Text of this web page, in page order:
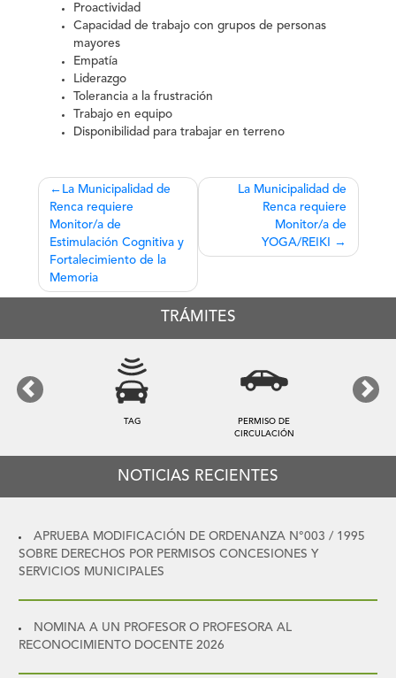
Proactividad
Capacidad de trabajo con grupos de personas
mayores
Empatía
Liderazgo
Tolerancia a la frustración
Trabajo en equipo
Disponibilidad para trabajar en terreno
Navegación
de
entradas
La Municipalidad de
Renca requiere
Monitor/a de
Estimulación Cognitiva y
Fortalecimiento de la
Memoria
La Municipalidad de
Renca requiere
Monitor/a de
YOGA/REIKI
TRÁMITES
TAG
PERMISO DE
CIRCULACIÓN
Previous Next
NOTICIAS RECIENTES
APRUEBA MODIFICACIÓN DE ORDENANZA N°003 / 1995
SOBRE DERECHOS POR PERMISOS CONCESIONES Y
SERVICIOS MUNICIPALES
NOMINA A UN PROFESOR O PROFESORA AL
RECONOCIMIENTO DOCENTE 2026